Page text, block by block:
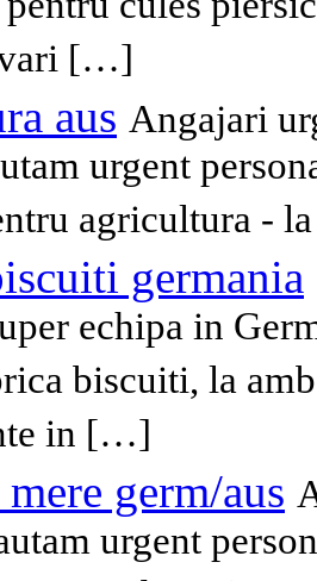
[…]
aus Angajari
urgent
agricultura -
germania
echipa in
biscuiti, la
in […]
germ/aus
urgent